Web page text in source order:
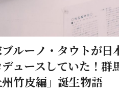
ルーノ・タウトが日
ュースしていた！群
竹皮編」誕生物語